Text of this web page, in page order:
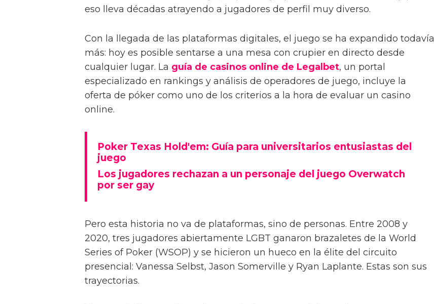
eso lleva décadas atrayendo a jugadores de perfil muy diverso.
Con la llegada de las plataformas digitales, el juego se ha expandido todavía
más: hoy es posible sentarse a una mesa con crupier en directo desde
cualquier lugar. La guía de casinos online de Legalbet, un portal
especializado en rankings y análisis de operadores de juego, incluye la
oferta de póker como uno de los criterios a la hora de evaluar un casino
online.
Poker Texas Hold'em: Guía para universitarios entusiastas del
juego
Los jugadores rechazan a un personaje del juego Overwatch
por ser gay
Pero esta historia no va de plataformas, sino de personas. Entre 2008 y
2020, tres jugadores abiertamente LGBT ganaron brazaletes de la World
Series of Poker (WSOP) y se hicieron un hueco en la élite del circuito
presencial: Vanessa Selbst, Jason Somerville y Ryan Laplante. Estas son sus
trayectorias.